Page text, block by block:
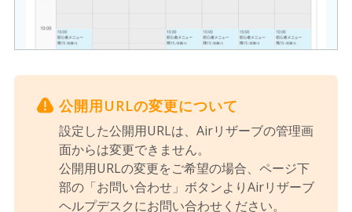
公開用URLの変更について
設定した公開用URLは、Airリザーブの管理画
面からは変更できません。
公開用URLの変更をご希望の場合、ページ下
部の「お問い合わせ」ボタンよりAirリザーブ
ヘルプデスクにお問い合わせください。